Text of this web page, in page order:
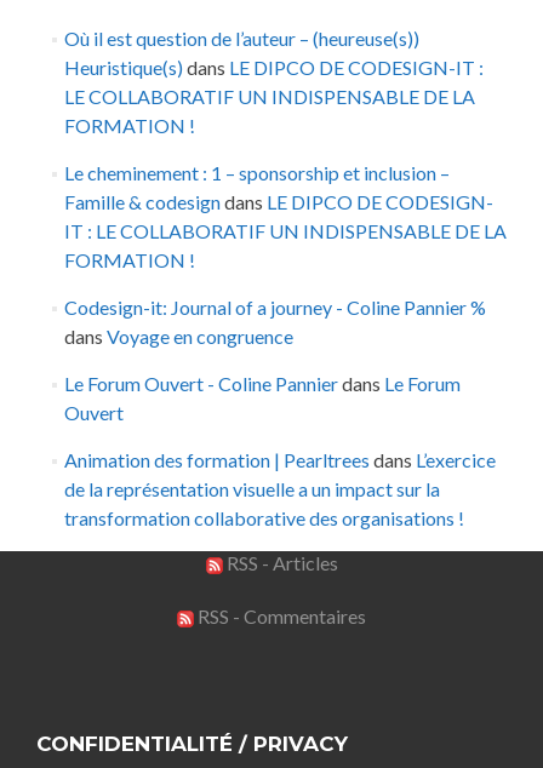
Où il est question de l’auteur – (heureuse(s))
Heuristique(s)dans LE DIPCO DE CODESIGN-IT :
LE COLLABORATIF UN INDISPENSABLE DE LA
FORMATION !
Le cheminement : 1 – sponsorship et inclusion –
Famille & codesigndans LE DIPCO DE CODESIGN-
IT : LE COLLABORATIF UN INDISPENSABLE DE LA
FORMATION !
Codesign-it: Journal of a journey - Coline Pannier %
dans Voyage en congruence
Le Forum Ouvert - Coline Pannierdans Le Forum
Ouvert
Animation des formation | Pearltrees dans L’exercice
de la représentation visuelle a un impact sur la
transformation collaborative des organisations !
RSS - Articles
RSS - Commentaires
CONFIDENTIALITÉ / PRIVACY